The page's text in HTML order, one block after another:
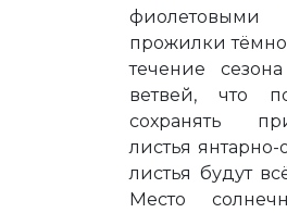
прожилки
течение
ветвей, что
сохранять
листья
листья будут
Место